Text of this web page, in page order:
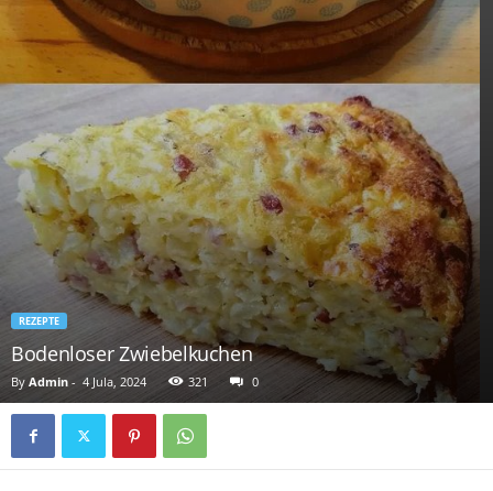
REZEPTE
Bodenloser Zwiebelkuchen
By Admin - 4 Jula, 2024 321 0